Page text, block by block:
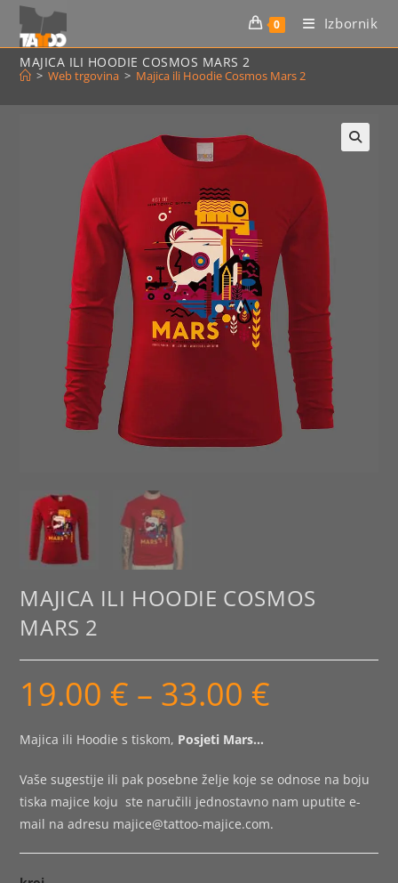
Preskoči
sadržaj
0 Izbornik
MAJICA ILI HOODIE COSMOS MARS 2
> Web trgovina > Majica ili Hoodie Cosmos Mars 2
MAJICA ILI HOODIE COSMOS
MARS 2
19.00 € – 33.00 €
Majica ili Hoodie s tiskom, Posjeti Mars…
Vaše sugestije ili pak posebne želje koje se odnose na boju
tiska majice koju ste naručili jednostavno nam uputite e-
mail na adresu majice@tattoo-majice.com.